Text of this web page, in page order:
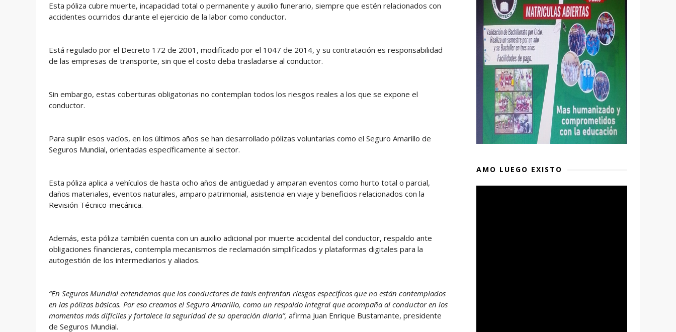
Esta póliza cubre muerte, incapacidad total o permanente y auxilio funerario, siempre que estén relacionados con
accidentes ocurridos durante el ejercicio de la labor como conductor.
Está regulado por el Decreto 172 de 2001, modificado por el 1047 de 2014, y su contratación es responsabilidad
de las empresas de transporte, sin que el costo deba trasladarse al conductor.
Sin embargo, estas coberturas obligatorias no contemplan todos los riesgos reales a los que se expone el
conductor.
Para suplir esos vacíos, en los últimos años se han desarrollado pólizas voluntarias como el Seguro Amarillo de
Seguros Mundial, orientadas específicamente al sector.
Esta póliza aplica a vehículos de hasta ocho años de antigüedad y amparan eventos como hurto total o parcial,
daños materiales, eventos naturales, amparo patrimonial, asistencia en viaje y beneficios relacionados con la
Revisión Técnico-mecánica.
Además, esta póliza también cuenta con un auxilio adicional por muerte accidental del conductor, respaldo ante
obligaciones financieras, contempla mecanismos de reclamación simplificados y plataformas digitales para la
autogestión de los intermediarios y aliados.
“En Seguros Mundial entendemos que los conductores de taxis enfrentan riesgos específicos que no están contemplados
en las pólizas básicas. Por eso creamos el Seguro Amarillo, como un respaldo integral que acompaña al conductor en los
momentos más difíciles y fortalece la seguridad de su operación diaria”, afirma Juan Enrique Bustamante, presidente
de Seguros Mundial.
AMO LUEGO EXISTO